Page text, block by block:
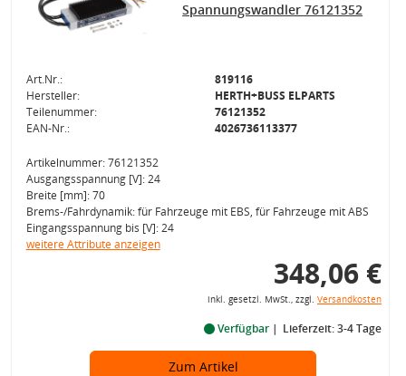
Spannungswandler 76121352
Art.Nr.:
819116
Hersteller:
HERTH+BUSS ELPARTS
Teilenummer:
76121352
EAN-Nr.:
4026736113377
Artikelnummer: 76121352
Ausgangsspannung [V]: 24
Breite [mm]: 70
Brems-/Fahrdynamik: für Fahrzeuge mit EBS, für Fahrzeuge mit ABS
Eingangsspannung bis [V]: 24
weitere Attribute anzeigen
348,06 €
inkl. gesetzl. MwSt., zzgl. Versandkosten
Verfügbar Lieferzeit: 3-4 Tage
Zum Artikel